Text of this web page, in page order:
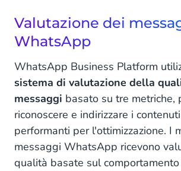
Valutazione dei
WhatsApp
WhatsApp Business Platform
sistema di valutazione della
messaggi basato su tre metriche,
riconoscere e indirizzare i
performanti per l'ottimizzazione. I
messaggi WhatsApp ricevono
qualità basate sul